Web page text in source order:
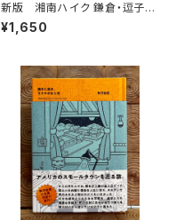
新版 湘南ハイク 鎌倉・逗子・
葉山・横須賀・三浦の山と海歩き
¥1,650